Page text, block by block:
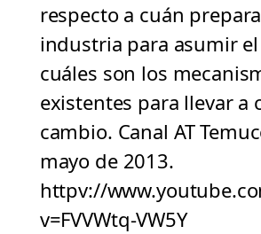
respecto a cuán
industria para asumir
cuáles son los
existentes para llevar a
cambio. Canal AT
mayo de 2013.
httpv://
v=FVVWtq-VW5Y